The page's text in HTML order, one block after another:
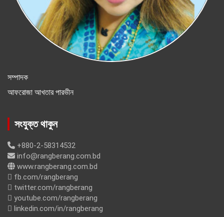
সম্পাদক
আফরোজা আখতার পারভীন
সংযুক্ত থাকুন
+880-2-58314532
info@rangberang.com.bd
www.rangberang.com.bd
fb.com/rangberang
twitter.com/rangberang
youtube.com/rangberang
linkedin.com/in/rangberang